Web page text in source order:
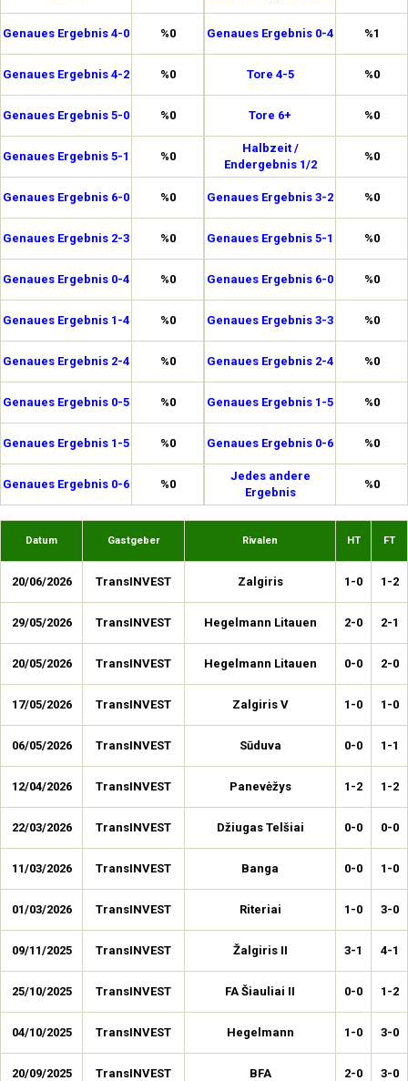
Genaues Ergebnis 4-0 %0
Genaues Ergebnis 4-2 %0
Genaues Ergebnis 5-0 %0
Genaues Ergebnis 5-1 %0
Genaues Ergebnis 6-0 %0
Genaues Ergebnis 2-3 %0
Genaues Ergebnis 0-4 %0
Genaues Ergebnis 1-4 %0
Genaues Ergebnis 2-4 %0
Genaues Ergebnis 0-5 %0
Genaues Ergebnis 1-5 %0
Genaues Ergebnis 0-6 %0
Genaues Ergebnis 0-4 %1
Tore 4-5 %0
Tore 6+ %0
Halbzeit /
Endergebnis 1/2
%0
Genaues Ergebnis 3-2 %0
Genaues Ergebnis 5-1 %0
Genaues Ergebnis 6-0 %0
Genaues Ergebnis 3-3 %0
Genaues Ergebnis 2-4 %0
Genaues Ergebnis 1-5 %0
Genaues Ergebnis 0-6 %0
Jedes andere
Ergebnis
%0
Datum Gastgeber Rivalen HT FT
20/06/2026 TransINVEST Zalgiris 1-0 1-2
29/05/2026 TransINVEST Hegelmann Litauen 2-0 2-1
20/05/2026 TransINVEST Hegelmann Litauen 0-0 2-0
17/05/2026 TransINVEST Zalgiris V 1-0 1-0
06/05/2026 TransINVEST Sūduva 0-0 1-1
12/04/2026 TransINVEST Panevėžys 1-2 1-2
22/03/2026 TransINVEST Džiugas Telšiai 0-0 0-0
11/03/2026 TransINVEST Banga 0-0 1-0
01/03/2026 TransINVEST Riteriai 1-0 3-0
09/11/2025 TransINVEST Žalgiris II 3-1 4-1
25/10/2025 TransINVEST FA Šiauliai II 0-0 1-2
04/10/2025 TransINVEST Hegelmann 1-0 3-0
20/09/2025 TransINVEST BFA 2-0 3-0